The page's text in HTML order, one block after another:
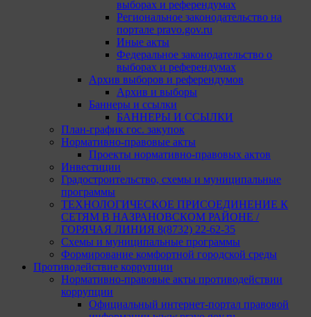
выборах и референдумах
Региональное законодательство на
портале pravo.gov.ru
Иные акты
Федеральное законодательство о
выборах и референдумах
Архив выборов и референдумов
Архив и выборы
Баннеры и ссылки
БАННЕРЫ И ССЫЛКИ
План-график гос. закупок
Нормативно-правовые акты
Проекты нормативно-правовых актов
Инвестиции
Градостроительство, схемы и муниципальные
программы
ТЕХНОЛОГИЧЕСКОЕ ПРИСОЕДИНЕНИЕ К
СЕТЯМ В НАЗРАНОВСКОМ РАЙОНЕ /
ГОРЯЧАЯ ЛИНИЯ 8(8732) 22-62-35
Схемы и муниципальные программы
Формирование комфортной городской среды
Противодействие коррупции
Нормативно-правовые акты противодействии
коррупции
Официальный интернет-портал правовой